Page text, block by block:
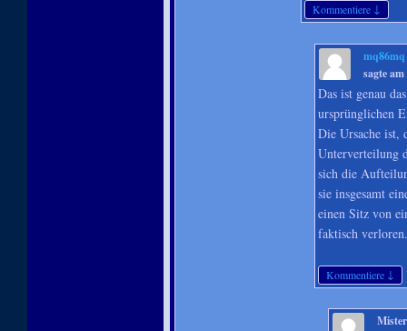
Kommentiere ↓
mq86mq
sagte am
Das ist genau
ursprünglichen
Die Ursache ist,
Unterverteilung
sich die
sie insgesamt
einen Sitz von
faktisch verloren.
Kommentiere ↓